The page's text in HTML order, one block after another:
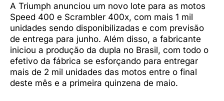
A Triumph anunciou um novo lote para as motos
Speed 400 e Scrambler 400x, com mais 1 mil
unidades sendo disponibilizadas e com previsão
de entrega para junho. Além disso, a fabricante
iniciou a produção da dupla no Brasil, com todo o
efetivo da fábrica se esforçando para entregar
mais de 2 mil unidades das motos entre o final
deste mês e a primeira quinzena de maio.